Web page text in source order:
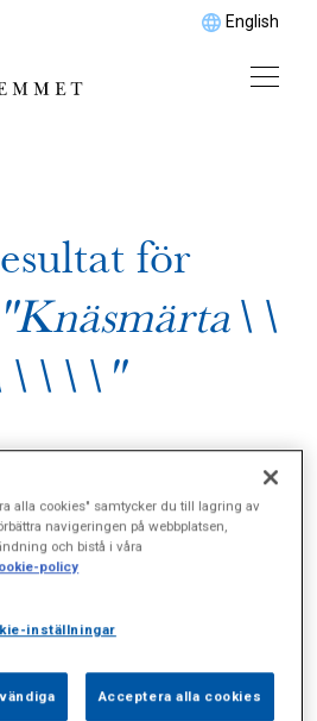
English
för
(0) Sophianytt (0)
alla cookies" samtycker du till lagring av
navigeringen på webbplatsen,
och bistå i våra
policy
inställningar
Acceptera alla cookies